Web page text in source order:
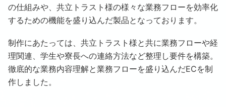
の仕組みや、共立トラスト様の様々な業務フローを効率化
するための機能を盛り込んだ製品となっております。
制作にあたっては、共立トラスト様と共に業務フローや経
理関連、学生や寮長への連絡方法など整理し要件を構築。
徹底的な業務内容理解と業務フローを盛り込んだECを制
作しました。